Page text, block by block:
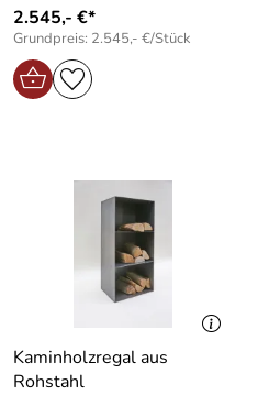
2.545,- €*
Grundpreis: 2.545,- €/Stück
Kaminholzregal aus
Rohstahl